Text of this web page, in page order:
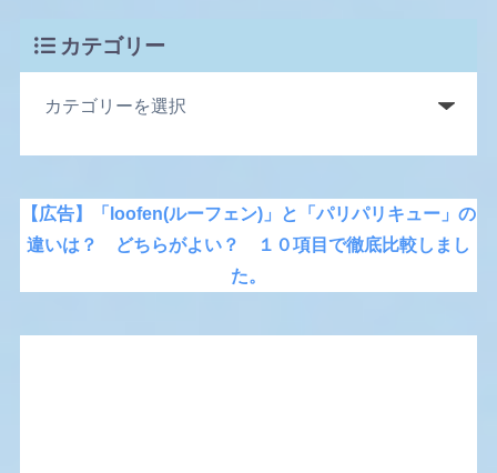
カテゴリー
【広告】「loofen(ルーフェン)」と「パリパリキュー」の
違いは？ どちらがよい？ １０項目で徹底比較しまし
た。